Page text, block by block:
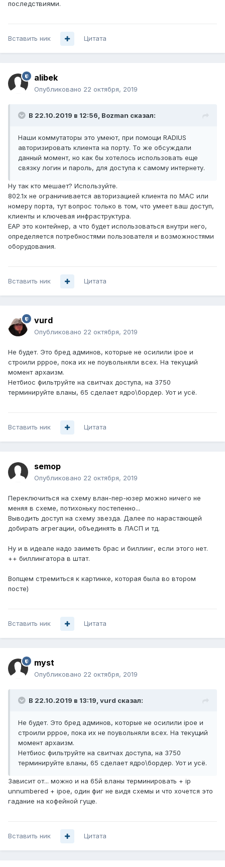
последствиями.
Вставить ник Цитата
alibek
Опубликовано 22 октября, 2019
В 22.10.2019 в 12:56, Bozman сказал:
Наши коммутаторы это умеют, при помощи RADIUS
авторизировать клиента на порту. То же обсуждали
данный момент, но как бы хотелось использовать еще
связку логин и пароль, для доступа к самому интернету.
Ну так кто мешает? Используйте.
802.1x не ограничивается авторизацией клиента по MAC или
номеру порта, тут вопрос только в том, что умеет ваш доступ,
клиенты и ключевая инфраструктура.
EAP это контейнер, а что будет использоваться внутри него,
определяется потребностями пользователя и возможностями
оборудования.
Вставить ник Цитата
vurd
Опубликовано 22 октября, 2019
Не будет. Это бред админов, которые не осилили ipoe и
строили pppoe, пока их не поувольняли всех. На текущий
момент архаизм.
Нетбиос фильтруйте на свитчах доступа, на 3750
терминируйте вланы, 65 сделает ядро\бордер. Уот и усё.
Вставить ник Цитата
semop
Опубликовано 22 октября, 2019
Переключиться на схему влан-пер-юзер можно ничего не
меняя в схеме, потихоньку постепенно...
Выводить доступ на схему звезда. Далее по нарастающей
добирать агрегации, объединять в ЛАСП и тд.
Ну и в идеале надо заиметь брас и биллинг, если этого нет.
++ биллингатора в штат.
Вопщем стремиться к картинке, которая была во втором
посте)
Вставить ник Цитата
myst
Опубликовано 22 октября, 2019
В 22.10.2019 в 13:19, vurd сказал:
Не будет. Это бред админов, которые не осилили ipoe и
строили pppoe, пока их не поувольняли всех. На текущий
момент архаизм.
Нетбиос фильтруйте на свитчах доступа, на 3750
терминируйте вланы, 65 сделает ядро\бордер. Уот и усё.
Зависит от... можно и на 65й вланы терминировать + ip
unnumbered + ipoe, один фиг не видя схемы и что хочется это
гадание на кофейной гуще.
Вставить ник Цитата